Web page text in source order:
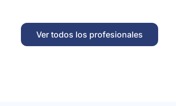
Ver todos los profesionales